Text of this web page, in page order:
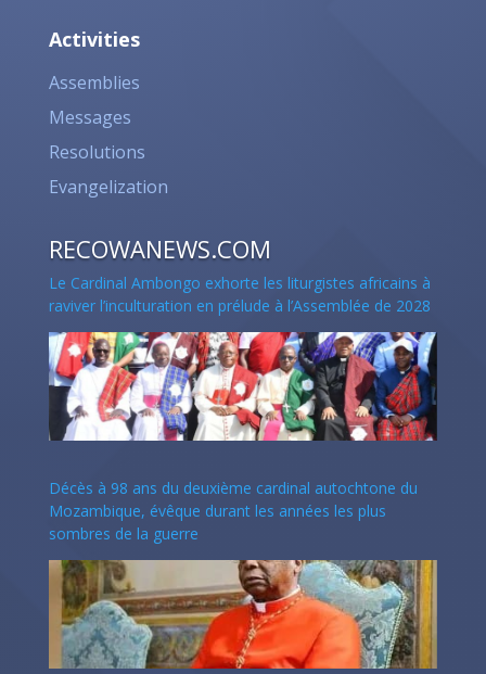
Activities
Assemblies
Messages
Resolutions
Evangelization
RECOWANEWS.COM
Le Cardinal Ambongo exhorte les liturgistes africains à
raviver l’inculturation en prélude à l’Assemblée de 2028
Décès à 98 ans du deuxième cardinal autochtone du
Mozambique, évêque durant les années les plus
sombres de la guerre